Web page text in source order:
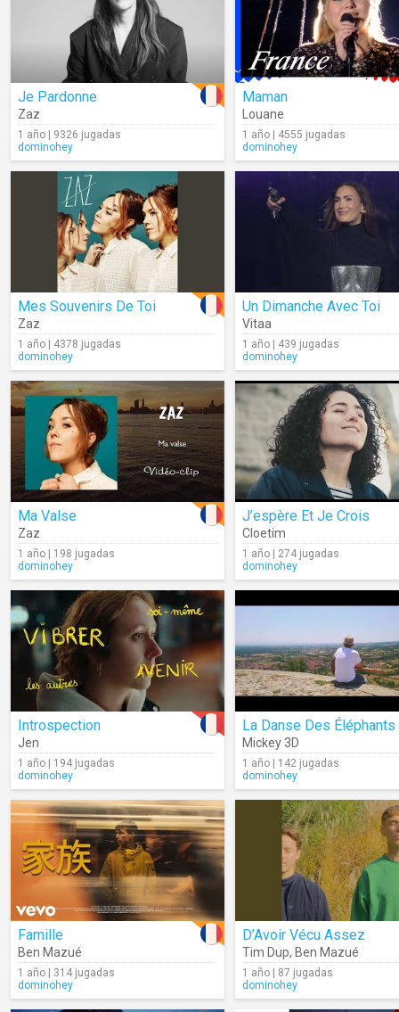
Je Pardonne
Zaz
1 año | 9326 jugadas
dominohey
Maman
Louane
1 año | 4555 jugadas
dominohey
Mes Souvenirs De Toi
Zaz
1 año | 4378 jugadas
dominohey
Un Dimanche Avec Toi
Vitaa
1 año | 439 jugadas
dominohey
Ma Valse
Zaz
1 año | 198 jugadas
dominohey
J’espère Et Je Crois
Cloetim
1 año | 274 jugadas
dominohey
Introspection
Jen
1 año | 194 jugadas
dominohey
La Danse Des Éléphants
Mickey 3D
1 año | 142 jugadas
dominohey
Famille
Ben Mazué
1 año | 314 jugadas
dominohey
D’Avoir Vécu Assez
Tim Dup, Ben Mazué
1 año | 87 jugadas
dominohey